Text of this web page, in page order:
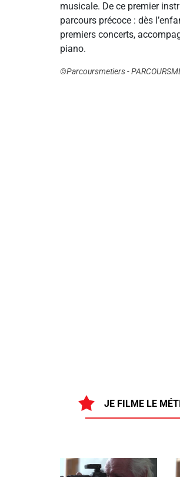
musicale. De ce premier
parcours précoce : dès
premiers concerts,
piano.
©Parcoursmetiers -
JE FILME LE